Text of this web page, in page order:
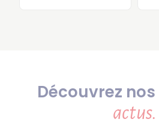
Découvrez nos
actus.